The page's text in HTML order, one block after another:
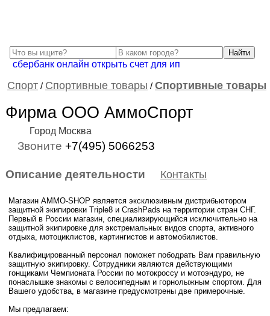
сбербанк онлайн открыть счет для ип
Спорт / Спортивные товары / Спортивные товары
Фирма ООО АммоСпорт
Город Москва
Звоните +7(495) 5066253
Описание деятельности Контакты
Магазин AMMO-SHOP является эксклюзивным дистрибьютором
защитной экипировки Triple8 и CrashPads на территории стран СНГ.
Первый в России магазин, специализирующийся исключительно на
защитной экипировке для экстремальных видов спорта, активного
отдыха, мотоциклистов, картингистов и автомобилистов.
Квалифицированный персонал поможет пободрать Вам правильную
защитную экипировку. Сотрудники являются действующими
гонщиками Чемпионата России по мотокроссу и мотоэндуро, не
понаслышке знакомы с велосипедным и горнолыжным спортом. Для
Вашего удобства, в магазине предусмотрены две примерочные.
Мы предлагаем: